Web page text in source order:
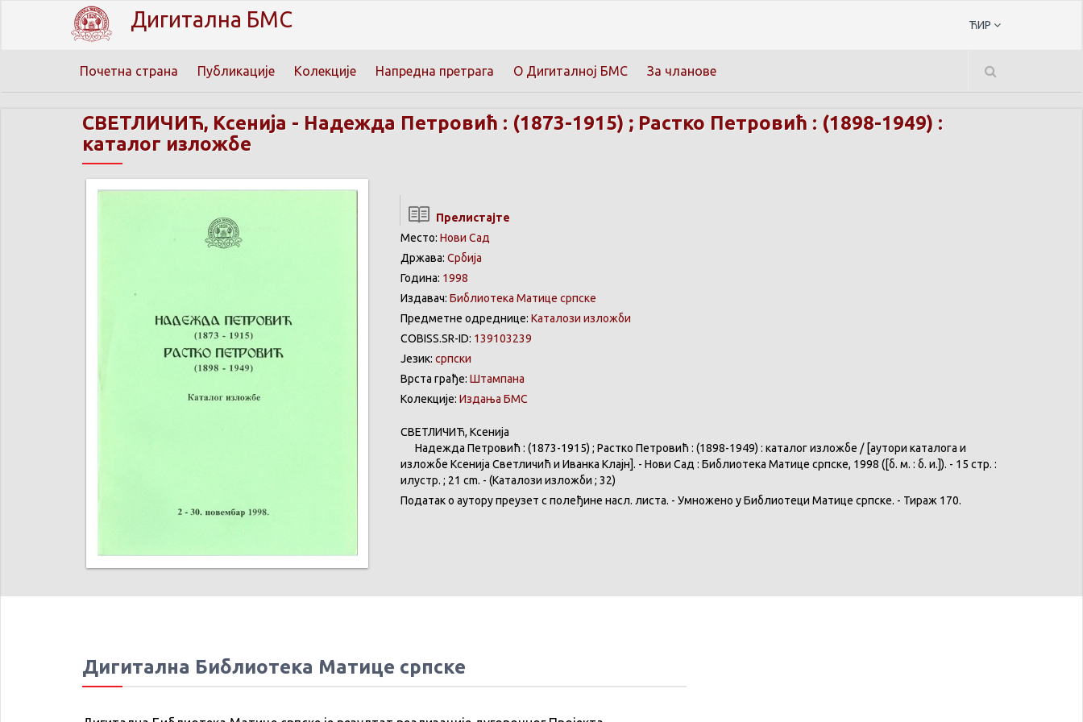
Дигитална БМС ЋИР
Почетна страна Публикације Колекције Напредна претрага О Дигиталној БМС За чланове
СВЕТЛИЧИЋ, Ксенија - Надежда Петровић : (1873-1915) ; Растко Петровић : (1898-1949) :
каталог изложбе
Прелистајте
Место: Нови Сад
Држава: Србија
Година: 1998
Издавач: Библиотека Матице српске
Предметне одреднице: Каталози изложби
COBISS.SR-ID: 139103239
Језик: српски
Врста грађе: Штампана
Колекције: Издања БМС
СВЕТЛИЧИЋ, Ксенија
Надежда Петровић : (1873-1915) ; Растко Петровић : (1898-1949) : каталогизложбе / [аутори каталога и
изложбе Ксенија Светличић и Иванка Клајн]. - Нови Сад : Библиотека Матице српске, 1998 ([б. м. : б. и.]). - 15 стр. :
илустр. ; 21 cm. - (Каталози изложби ; 32)
Податако ауторупреузет с полеђине насл. листа. - Умножено уБиблиотеци Матице српске. - Тираж 170.
Дигитална Библиотека Матице српске